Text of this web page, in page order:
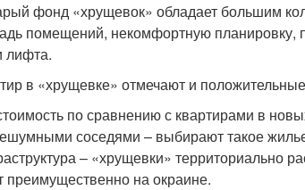
фонд «хрущевок» обладает большим
помещений, некомфортную планировку,
лифта.
в «хрущевке» отмечают и
по сравнению с квартирами в
соседями – выбирают такое
– «хрущевки» территориально
преимущественно на окраине.